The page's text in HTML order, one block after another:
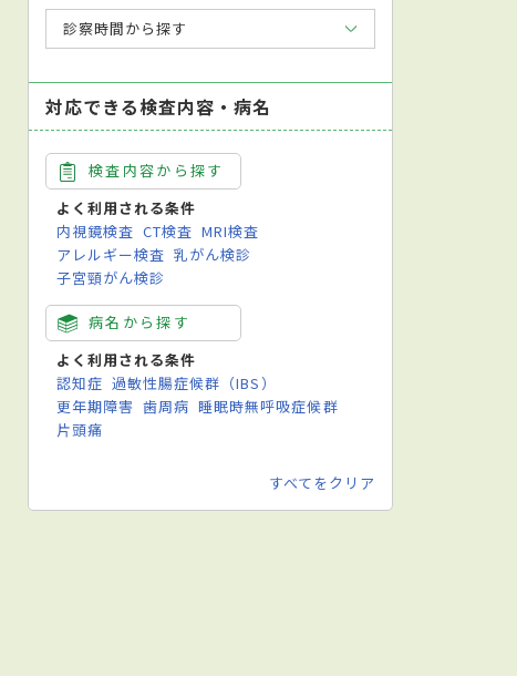
キット
診察時間から探す
対応できる検査内容・病名
検査内容から探す
よく利用される条件
内視鏡検査 CT検査 MRI検査
アレルギー検査 乳がん検診
子宮頸がん検診
病名から探す
よく利用される条件
認知症 過敏性腸症候群（IBS）
更年期障害 歯周病 睡眠時無呼吸症候群
片頭痛
すべてをクリア